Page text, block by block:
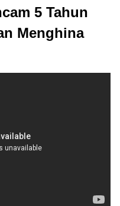
5 Tahun
Menghina